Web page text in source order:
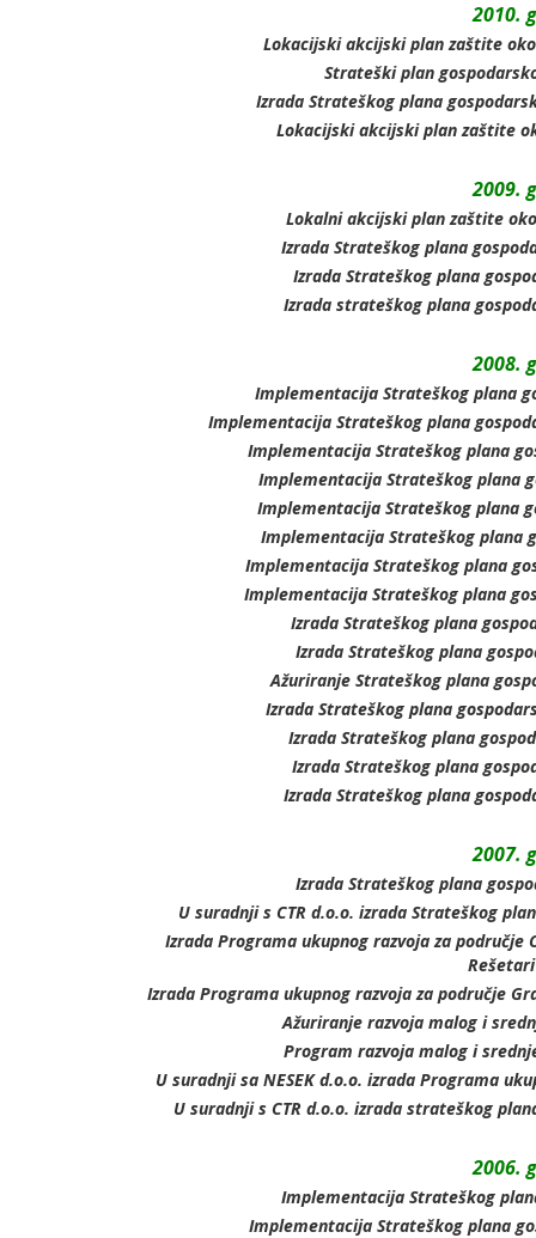
2010.
Lokacijski akcijski plan zaštite
Strateški plan
Izrada Strateškog plana
Lokacijski akcijski plan zaštite
2009.
Lokalni akcijski plan zaštite
Izrada Strateškog plana
Izrada Strateškog plana
Izrada strateškog plana
2008.
Implementacija Strateškog plana
Implementacija Strateškog plana
Implementacija Strateškog plana
Implementacija Strateškog plana
Implementacija Strateškog plana
Implementacija Strateškog plana
Implementacija Strateškog plana
Implementacija Strateškog plana
Izrada Strateškog plana
Izrada Strateškog plana
Ažuriranje Strateškog plana
Izrada Strateškog plana
Izrada Strateškog plana
Izrada Strateškog plana
Izrada Strateškog plana
2007.
Izrada Strateškog plana
U suradnji s CTR d.o.o. izrada Strateškog
Izrada Programa ukupnog razvoja za područje
Izrada Programa ukupnog razvoja za područje
Ažuriranje razvoja malog i
Program razvoja malog i
U suradnji sa NESEK d.o.o. izrada Programa
U suradnji s CTR d.o.o. izrada strateškog
2006.
Implementacija Strateškog
Implementacija Strateškog plana